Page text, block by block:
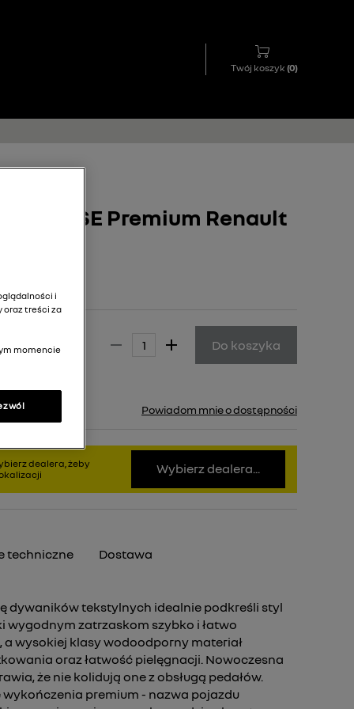
Twój koszyk (0)
BOSE Premium Renault
zł Do koszyka
Powiadom mnie o dostępności
dealera, żeby
Wybierz dealera...
techniczne Dostawa
dywaników tekstylnych idealnie podkreśli styl
wygodnym zatrzaskom szybko i łatwo
a wysokiej klasy wodoodporny materiał
oraz łatwość pielęgnacji. Nowoczesna
że nie kolidują one z obsługą pedałów.
wykończenia premium - nazwa pojazdu
i
oraz treści za
momencie